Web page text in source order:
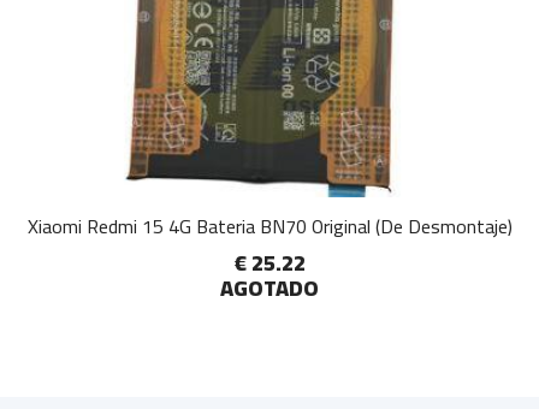
Xiaomi Redmi 15 4G Bateria BN70 Original (De Desmontaje)
€ 25.22
AGOTADO